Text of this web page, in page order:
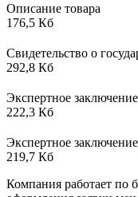
Описание товара
176,5 Кб
Свидетельство о
292,8 Кб
Экспертное
222,3 Кб
Экспертное
219,7 Кб
Компания работает по